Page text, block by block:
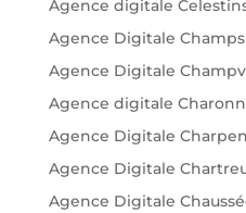
Agence digitale
Agence Digitale
Agence Digitale
Agence digitale
Agence Digitale
Agence Digitale
Agence Digitale